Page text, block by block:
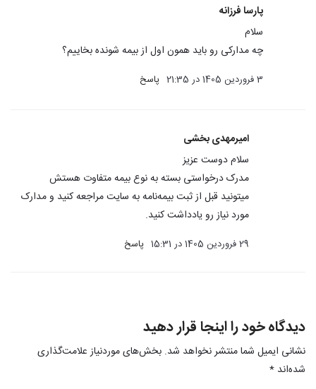
پارسا فرزانه
سلام
چه مدارکی رو باید همون اول از بیمه شونده بخاییم؟
3 فروردین 1405 در 21:35 پاسخ
امیرمهدی بخشی
سلام دوست عزیز
مدرک درخواستی بسته به نوع بیمه متفاوت هستش
میتونید قبل از ثبت بیمه‌نامه به سایت مراجعه کنید و مدارک
مورد نیاز رو یادداشت کنید.
29 فروردین 1405 در 15:31 پاسخ
دیدگاه خود را اینجا قرار دهید
نشانی ایمیل شما منتشر نخواهد شد. بخش‌های موردنیاز علامت‌گذاری
شده‌اند *